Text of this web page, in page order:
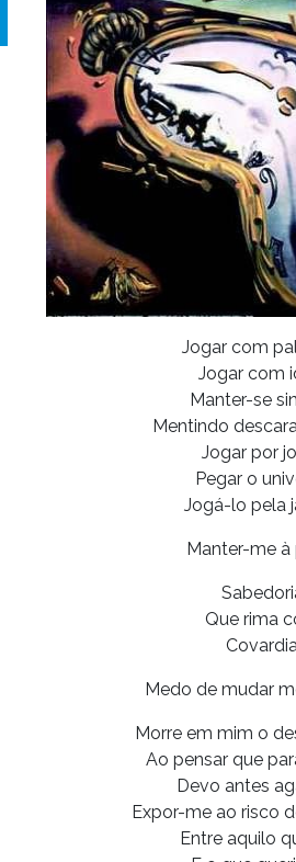
Jogar com
Jogar com
Manter-se
Mentindo
Jogar por
Pegar o
Jogá-lo pela
Manter-me à
Que rima
Medo de mudar
Morre em mim o
Ao pensar que
Devo antes
Expor-me ao risco
Entre aquilo